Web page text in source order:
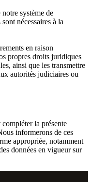
système de
nécessaires à la
en raison
propres droits juridiques
ainsi que les transmettre
autorités judiciaires ou
la présente
informerons de ces
appropriée, notamment
données en vigueur sur